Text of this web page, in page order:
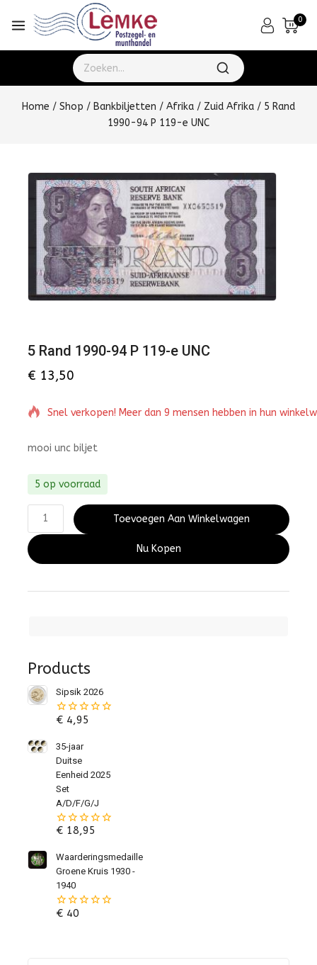
0
Home / Shop / Bankbiljetten / Afrika / Zuid Afrika / 5 Rand
1990-94 P 119-e UNC
Products
Sipsik 2026
0
de
€4,95
35-jaar
Duitse
Eenheid 2025
Set
A/D/F/G/J
0
de
5
€18,95
Waarderingsmedaille
Groene Kruis 1930 -
1940
0
€40
5 Rand 1990-94 P 119-e UNC
€ 13,50
Snel verkopen! Meer dan 9 mensen hebben in hun
mooi unc biljet
5 op voorraad
Toevoegen Aan Winkelwagen
Nu Kopen